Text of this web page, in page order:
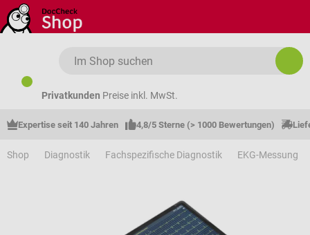
Zum Hauptinhalt springen
Privatkunden Preise inkl. MwSt.
Expertise seit 140 Jahren 4,8/5 Sterne (> 1000 Bewertungen)
Shop Diagnostik Fachspezifische Diagnostik EKG-Messung